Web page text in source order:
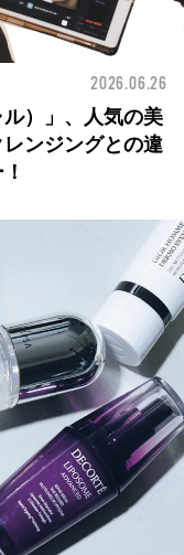
2026.06.26
ル）」、人気の美
ンジングとの違